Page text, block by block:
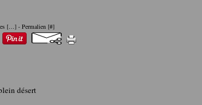
[…] - Permalien [#]
désert